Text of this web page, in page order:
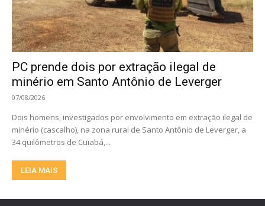
PC prende dois por extração ilegal de
minério em Santo Antônio de Leverger
07/08/2026
Dois homens, investigados por envolvimento em extração ilegal de
minério (cascalho), na zona rural de Santo Antônio de Leverger, a
34 quilômetros de Cuiabá,...
LEIA MAIS